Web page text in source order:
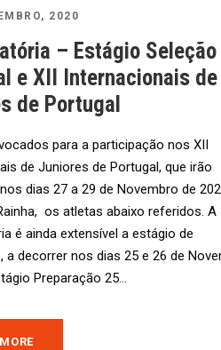
2020
– Estágio Seleção
e XII Internacionais de
de Portugal
para a participação nos XII
de Juniores de Portugal, que irão
dias 27 a 29 de Novembro de
os atletas abaixo referidos. A
é ainda extensível a estágio de
a decorrer nos dias 25 e 26 de
Preparação 25...